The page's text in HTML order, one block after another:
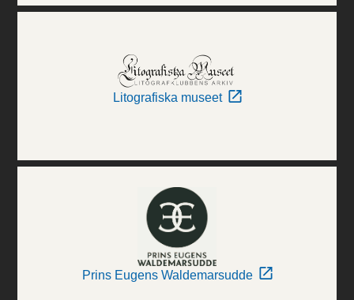
Litografiska museet
Prins Eugens Waldemarsudde